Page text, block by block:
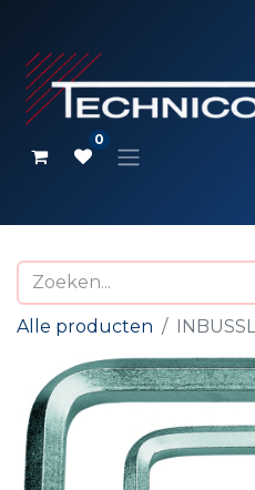
0
Alle producten